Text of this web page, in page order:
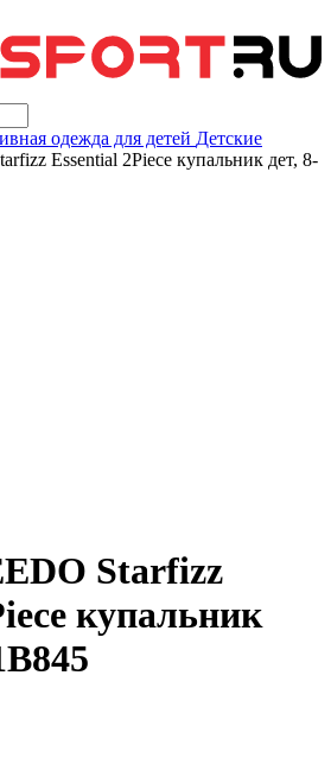
одежда для детей Детские
Essential 2Piece купальник дет, 8-
Starfizz
купальник